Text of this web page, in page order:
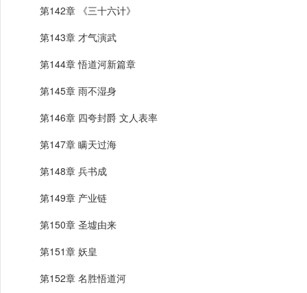
第142章 《三十六计》
第143章 才气演武
第144章 悟道河新篇章
第145章 雨不湿身
第146章 四夸封爵 文人表率
第147章 瞒天过海
第148章 兵书成
第149章 产业链
第150章 圣墟由来
第151章 妖皇
第152章 名胜悟道河